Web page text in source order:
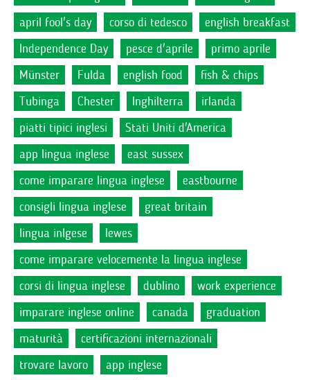
april fool's day
corso di tedesco
english breakfast
Independence Day
pesce d'aprile
primo aprile
Münster
Fulda english food
fish & chips
Tubinga
Chester Inghilterra
irlanda
piatti tipici inglesi
Stati Uniti d'America
app lingua inglese
east sussex
come imparare lingua inglese
eastbourne
consigli lingua inglese
great britain
lingua inlgese
lewes
come imparare velocemente la lingua inglese
corsi di lingua inglese
dublino
work experience
imparare inglese online
canada
graduation
maturità
certificazioni internazionali
trovare lavoro
app inglese